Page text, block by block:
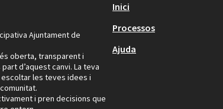
Ajuntament de
oberta, transparent i
d’aquest canvi. La teva
les teves idees i
i pren decisions que
Inici
Processos
Ajuda